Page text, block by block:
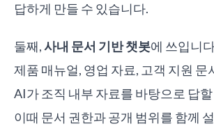
답하게 만들 수 있습니다.
둘째,사내 문서 기반 챗봇에 쓰입니
제품 매뉴얼, 영업 자료, 고객 지원 문
AI가 조직 내부 자료를 바탕으로 답
이때 문서 권한과 공개 범위를 함께